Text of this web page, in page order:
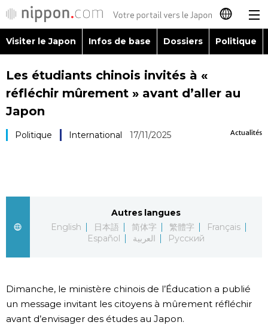
日本語
English
Русский
Visiter le Japon
Société
Culture
Visiter le Japon Infos de base Dossiers Politique
Les étudiants chinois invités à «
réfléchir mûrement » avant d’aller au
Japon
Actualités
Politique International 17/11/2025
Autres langues
English
日本語 简体字 繁體字
Français
Español
العربية Русский
Dimanche, le ministère chinois de l’Éducation a publié
un message invitant les citoyens à mûrement réfléchir
avant d’envisager des études au Japon.